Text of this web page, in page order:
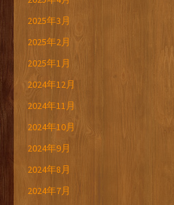
2025年3月
2025年2月
2025年1月
2024年12月
2024年11月
2024年10月
2024年9月
2024年8月
2024年7月